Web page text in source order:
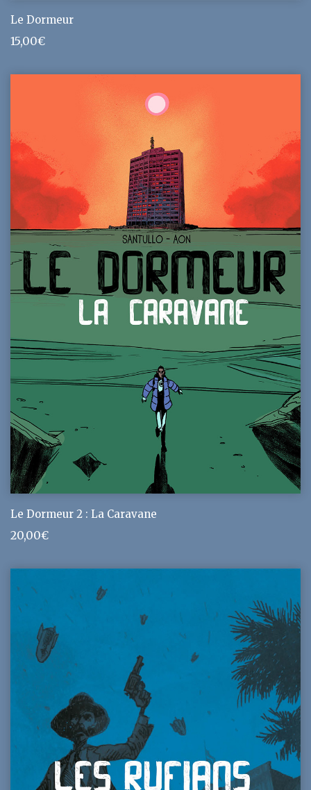
Le Dormeur
15,00€
Le Dormeur 2 : La Caravane
20,00€